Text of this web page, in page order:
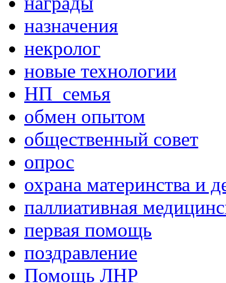
назначения
некролог
новые технологии
НП_семья
обмен опытом
общественный совет
опрос
охрана материнства и
паллиативная
первая помощь
поздравление
Помощь ЛНР